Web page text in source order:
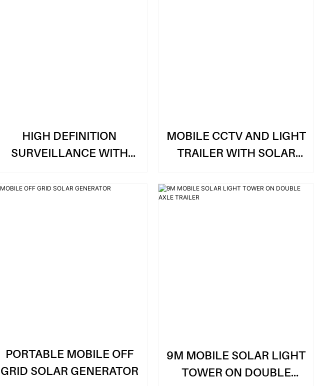
HIGH DEFINITION
SURVEILLANCE WITH
MOBILE CCTV AND LIGHT
TRAILER WITH SOLAR
PORTABLE MOBILE OFF
GRID SOLAR GENERATOR
9M MOBILE SOLAR LIGHT
TOWER ON DOUBLE